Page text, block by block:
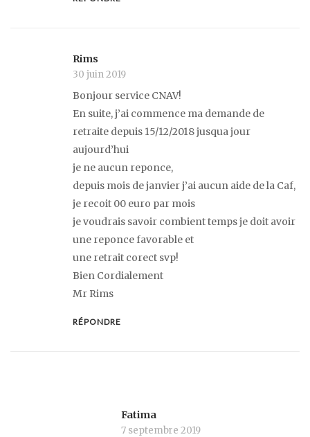
Rims
30 juin 2019
Bonjour service CNAV!
En suite, j’ai commence ma demande de
retraite depuis 15/12/2018 jusqua jour
aujourd’hui
je ne aucun reponce,
depuis mois de janvier j’ai aucun aide de la Caf,
je recoit 00 euro par mois
je voudrais savoir combient temps je doit avoir
une reponce favorable et
une retrait corect svp!
Bien Cordialement
Mr Rims
RÉPONDRE
Fatima
7 septembre 2019